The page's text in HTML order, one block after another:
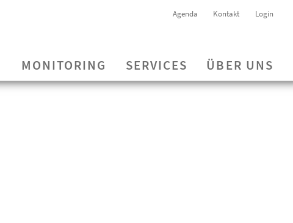
Agenda Kontakt Login
MONITORING SERVICES ÜBER UNS